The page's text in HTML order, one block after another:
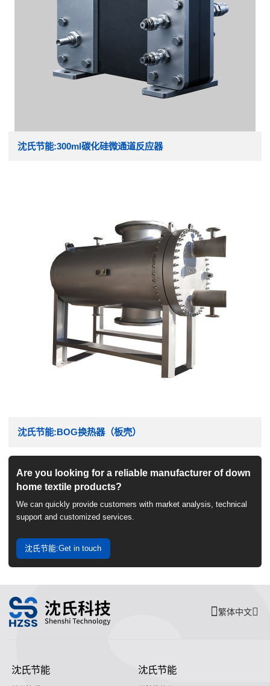
沈氏节能:300ml碳化硅微通道反应器
沈氏节能:BOG换热器（板壳）
Are you looking for a reliable manufacturer of down
home textile products?
We can quickly provide customers with market analysis, technical
support and customized services.
沈氏节能:Get in touch
繁体中文
沈氏节能 沈氏节能